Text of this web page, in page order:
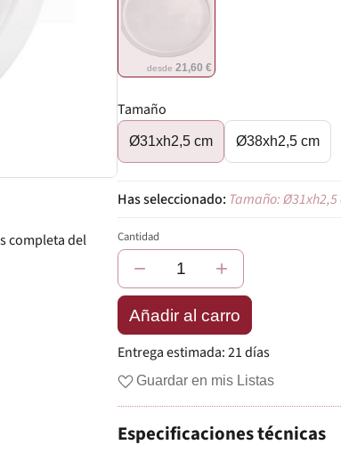
completa del
desde21,60 €
Tamaño
Ø31xh2,5 cm Ø38xh2,5 cm
Tamaño: Ø31xh2,5
Cantidad
− +
Añadir al carro
Entrega estimada:21 días
Guardar en mis Listas
Especificaciones técnicas